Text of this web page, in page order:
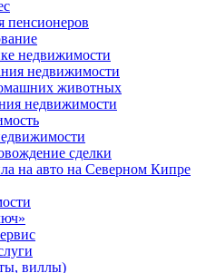
пенсионеров
недвижимости
недвижимости
животных
недвижимости
сделки
на авто на Северном Кипре
виллы)